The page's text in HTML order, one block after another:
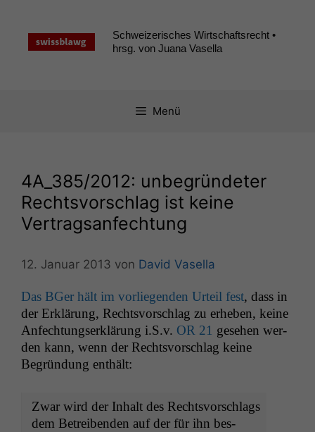
springen
Schweizerisches Wirtschaftsrecht •
hrsg. von Juana Vasella
Menü
4A_385/2012: unbegründeter
Rechtsvorschlag ist keine
Vertragsanfechtung
12. Januar 2013 von David Vasella
Das BGer hält im vor­liegen­den Urteil fest, dass in
der Erk­lärung, Rechtsvorschlag zu erheben, keine
Anfech­tungserk­lärung i.S.v. OR 21 gese­hen wer­
den kann, wenn der Rechtsvorschlag keine
Begrün­dung enthält:
Zwar wird der Inhalt des Rechtsvorschlags
dem Betreiben­den auf der für ihn bes­